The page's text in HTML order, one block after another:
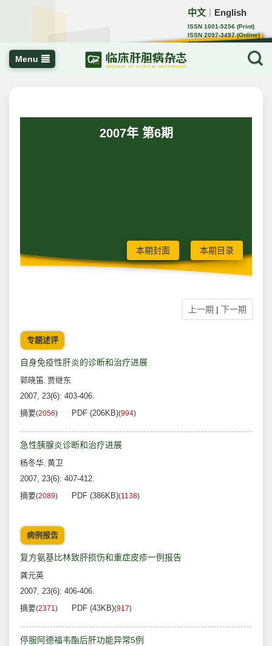
中文 English
ISSN 1001-5256 (Print)
ISSN 2097-3497 (Online)
CN 22-1108/R
Menu
2007年 第6期
本期封面 本期目录
上一期 | 下一期
专题述评
自身免疫性肝炎的诊断和治疗进展
郭晓笛, 贾继东
2007, 23(6): 403-406.
摘要(2056) PDF (206KB)(994)
急性胰腺炎诊断和治疗进展
杨冬华, 黄卫
2007, 23(6): 407-412.
摘要(2089) PDF (386KB)(1138)
病例报告
复方氨基比林致肝损伤和重症皮疹一例报告
龚元英
2007, 23(6): 406-406.
摘要(2371) PDF (43KB)(917)
停服阿德福韦酯后肝功能异常5例